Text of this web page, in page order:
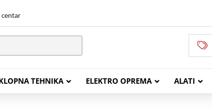
centar
TEHNIKA ELEKTRO OPREMA ALATI